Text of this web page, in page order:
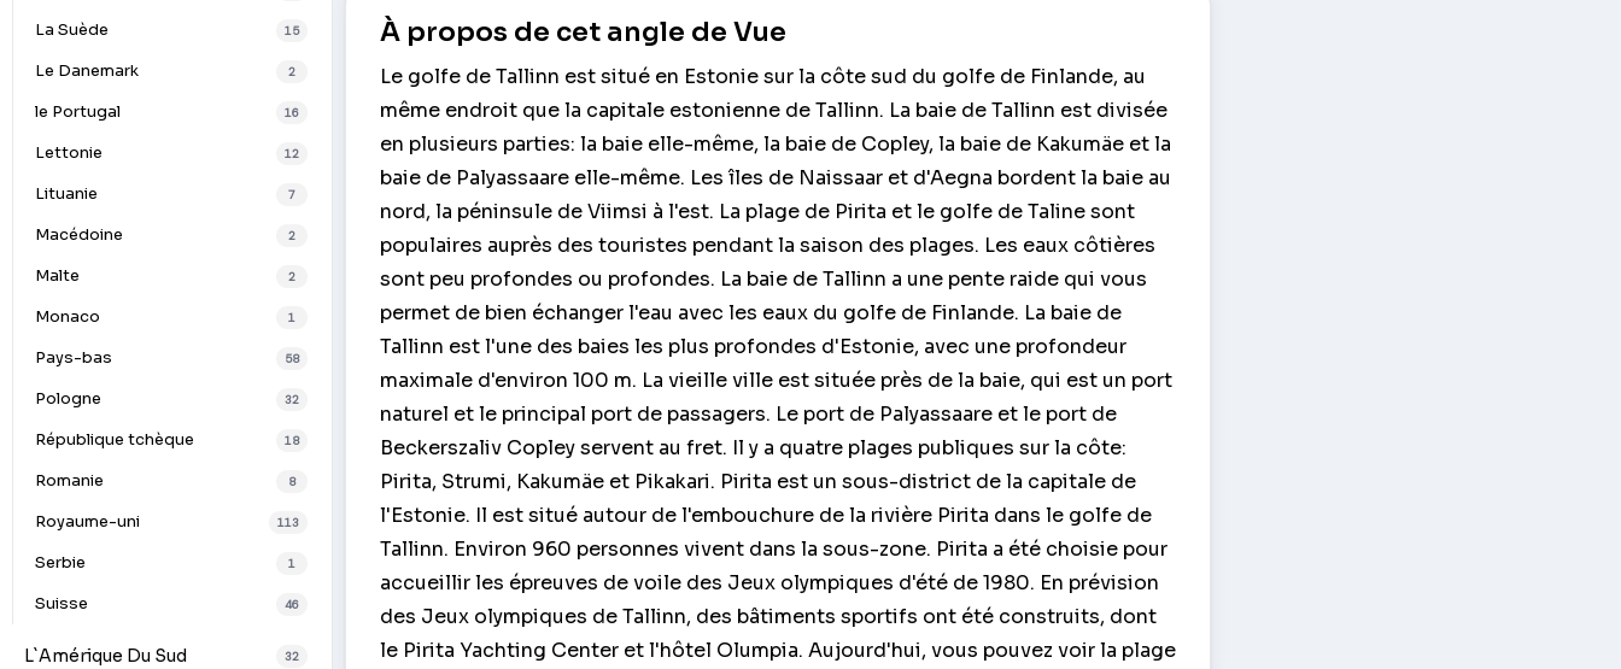
La Suède 15
Le Danemark 2
le Portugal 16
Lettonie 12
Lituanie 7
Macédoine 2
Malte 2
Monaco 1
Pays-bas 58
Pologne 32
République tchèque 18
Romanie 8
Royaume-uni 113
Serbie 1
Suisse 46
L`Amérique Du Sud 32
À propos de cet angle de Vue
Le golfe de Tallinn est situé en Estonie sur la côte sud du golfe de Finlande, au
même endroit que la capitale estonienne de Tallinn. La baie de Tallinn est divisée
en plusieurs parties: la baie elle-même, la baie de Copley, la baie de Kakumäe et la
baie de Palyassaare elle-même. Les îles de Naissaar et d'Aegna bordent la baie au
nord, la péninsule de Viimsi à l'est. La plage de Pirita et le golfe de Taline sont
populaires auprès des touristes pendant la saison des plages. Les eaux côtières
sont peu profondes ou profondes. La baie de Tallinn a une pente raide qui vous
permet de bien échanger l'eau avec les eaux du golfe de Finlande. La baie de
Tallinn est l'une des baies les plus profondes d'Estonie, avec une profondeur
maximale d'environ 100 m. La vieille ville est située près de la baie, qui est un port
naturel et le principal port de passagers. Le port de Palyassaare et le port de
Beckerszaliv Copley servent au fret. Il y a quatre plages publiques sur la côte:
Pirita, Strumi, Kakumäe et Pikakari. Pirita est un sous-district de la capitale de
l'Estonie. Il est situé autour de l'embouchure de la rivière Pirita dans le golfe de
Tallinn. Environ 960 personnes vivent dans la sous-zone. Pirita a été choisie pour
accueillir les épreuves de voile des Jeux olympiques d'été de 1980. En prévision
des Jeux olympiques de Tallinn, des bâtiments sportifs ont été construits, dont
le Pirita Yachting Center et l'hôtel Olumpia. Aujourd'hui, vous pouvez voir la plage